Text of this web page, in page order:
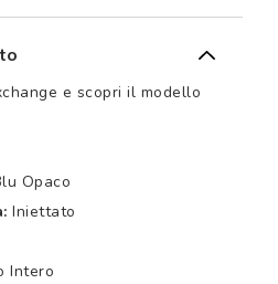
e scopri il modello
Opaco
Iniettato
Intero